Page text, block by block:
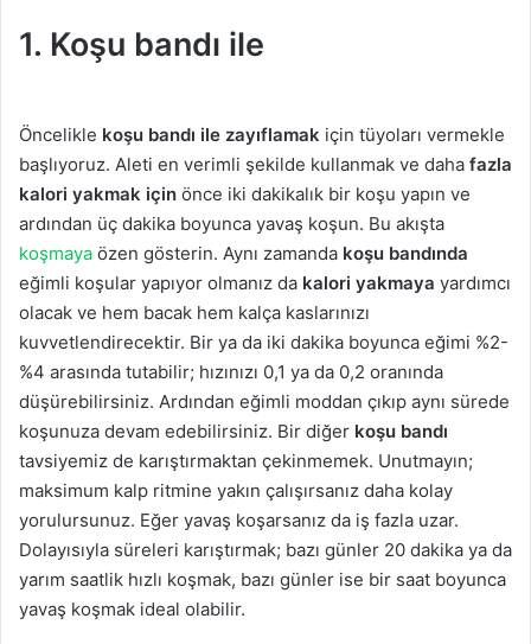
1. Koşu bandı ile
Öncelikle koşu bandı ile zayıflamak için tüyoları vermekle
başlıyoruz. Aleti en verimli şekilde kullanmak ve daha fazla
kalori yakmak için önce iki dakikalık bir koşu yapın ve
ardından üç dakika boyunca yavaş koşun. Bu akışta
koşmaya özen gösterin. Aynı zamanda koşu bandında
eğimli koşular yapıyor olmanız da kalori yakmaya yardımcı
olacak ve hem bacak hem kalça kaslarınızı
kuvvetlendirecektir. Bir ya da iki dakika boyunca eğimi %2-
%4 arasında tutabilir; hızınızı 0,1 ya da 0,2 oranında
düşürebilirsiniz. Ardından eğimli moddan çıkıp aynı sürede
koşunuza devam edebilirsiniz. Bir diğer koşu bandı
tavsiyemiz de karıştırmaktan çekinmemek. Unutmayın;
maksimum kalp ritmine yakın çalışırsanız daha kolay
yorulursunuz. Eğer yavaş koşarsanız da iş fazla uzar.
Dolayısıyla süreleri karıştırmak; bazı günler 20 dakika ya da
yarım saatlik hızlı koşmak, bazı günler ise bir saat boyunca
yavaş koşmak ideal olabilir.